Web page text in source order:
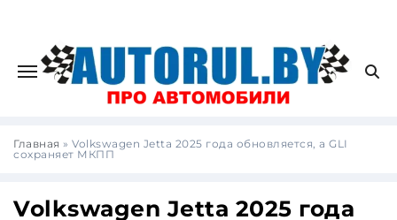
Главная » Volkswagen Jetta 2025 года обновляется, а GLI
сохраняет МКПП
Volkswagen Jetta 2025 года